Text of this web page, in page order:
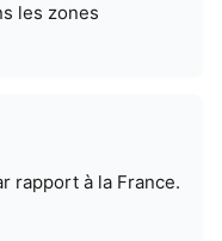
les zones
rapport à la France.